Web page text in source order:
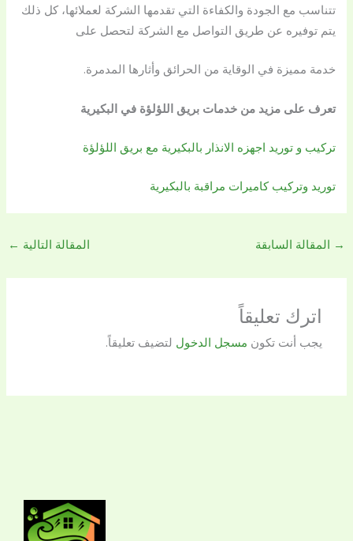
تتناسب مع الجودة والكفاءة التي تقدمها الشركة لعملائها، كل ذلك
يتم توفيره عن طريق التواصل مع الشركة لتحصل على
خدمة مميزة في الوقاية من الحرائق وأثارها المدمرة.
تعرف على مزيد من خدمات بريق اللؤلؤة في البكيرية
تركيب و توريد اجهزه الانذار بالبكيرية مع بريق اللؤلؤة
توريد وتركيب كاميرات مراقبة بالبكيرية
→ المقالة السابقة المقالة التالية ←
اترك تعليقاً
يجب أنت تكون مسجل الدخول لتضيف تعليقاً.